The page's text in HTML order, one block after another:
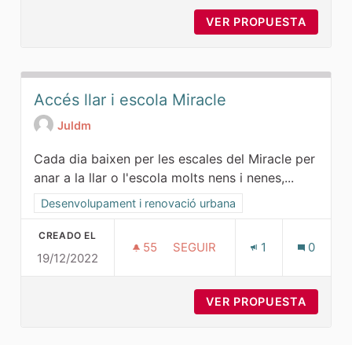
VER PROPUESTA
Accés llar i escola Miracle
Juldm
Cada dia baixen per les escales del Miracle per
anar a la llar o l'escola molts nens i nenes,...
Resultados al filtrar por la categoría: Desenvolupament i
Desenvolupament i renovació urbana
CREADO EL
19/12/2022
55 55 SEGUIDORAS
SEGUIR 1 0
VER PROPUESTA